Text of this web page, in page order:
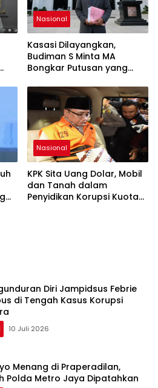
Nasional
Kasasi Dilayangkan,
Budiman S Minta MA
Bongkar Putusan yang
Nasional
KPK Sita Uang Dolar, Mobil
dan Tanah dalam
Penyidikan Korupsi Kuota
Diri Jampidsus Febrie
di Tengah Kasus Korupsi
10 Juli 2026
Menang di Praperadilan,
Polda Metro Jaya Dipatahkan